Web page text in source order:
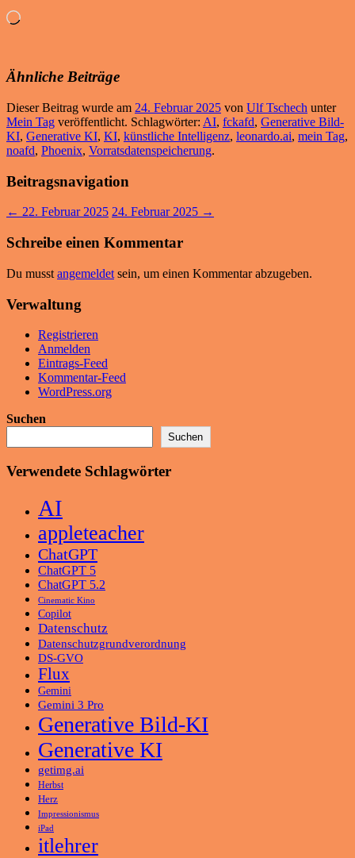
Wird
Ähnliche Beiträge
Dieser Beitrag wurde am 24. Februar 2025 von Ulf Tschech unter
Mein Tag veröffentlicht. Schlagwörter: AI, fckafd, Generative Bild-
KI, Generative KI, KI, künstliche Intelligenz, leonardo.ai, mein Tag,
noafd, Phoenix, Vorratsdatenspeicherung.
Beitragsnavigation
← 22. Februar 2025 24. Februar 2025 →
Schreibe einen Kommentar
Du musst angemeldet sein, um einen Kommentar abzugeben.
Verwaltung
Registrieren
Anmelden
Eintrags-Feed
Kommentar-Feed
WordPress.org
Suchen
Suchen
Verwendete Schlagwörter
AI
appleteacher
ChatGPT
ChatGPT 5
ChatGPT 5.2
Cinematic Kino
Copilot
Datenschutz
Datenschutzgrundverordnung
DS-GVO
Flux
Gemini
Gemini 3 Pro
Generative Bild-KI
Generative KI
getimg.ai
Herbst
Herz
Impressionismus
iPad
itlehrer